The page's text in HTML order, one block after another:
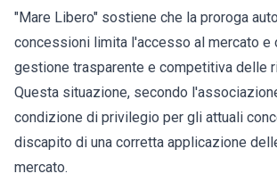
"Mare Libero" sostiene che la proroga
concessioni limita l'accesso al mercato e
gestione trasparente e competitiva delle
Questa situazione, secondo
condizione di privilegio per gli attuali
discapito di una corretta applicazione
mercato.